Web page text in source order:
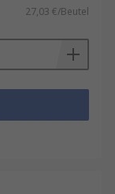
27,03 €/Beutel